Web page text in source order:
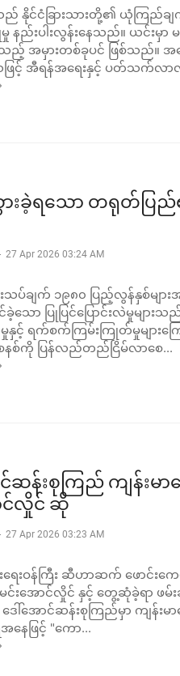
နိုင်ငံခြားသားတို့၏ ယုံကြည်ချက်
နည်းပါးလွန်းနေသည်။ ယင်းမှာ
ည့် အမှားတစ်ခုပင် ဖြစ်သည်။ အမ
ဖြင့် အီရန်အရေးနှင့် ပတ်သက်လာ
ားခဲ့ရသော တရုတ်ပ
27 Apr 2026 03:24 AM
ပ်ချက် ၁၉၈၀ ပြည့်လွန်နှစ်မျ
သော ပြုပြင်ပြောင်းလဲမှုမျာ
နှင့် ရက်စက်ကြမ်းကြုတ်မှုများက
နစ်ကို ပြန်လည်တည်ငြိမ်လာစေ...
ဆန်းစုကြည် ကျန်းမာ
င်လှိုင် ဆို
27 Apr 2026 03:23 AM
းရေးဝန်ကြီး ဆီဟာဆက် ဖောင်း
မင်းအောင်လှိုင် နှင့် ‌တွေ့ဆုံခဲ့ရာ ဖ
ဒေါ်အောင်ဆန်းစုကြည်မှာ ကျန်းမာ
နေဖြင့် "ကော...